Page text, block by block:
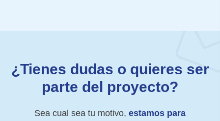
¿Tienes dudas o quieres ser
parte del proyecto?
Sea cual sea tu motivo, estamos para